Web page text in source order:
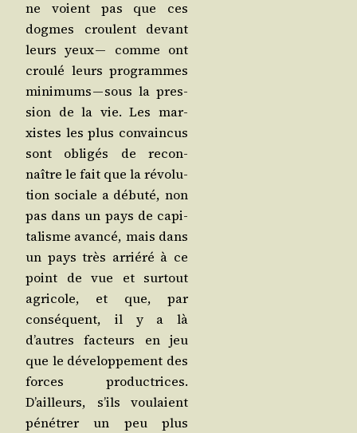
ne voient pas que ces
dogmes croulent devant
leurs yeux — comme ont
crou­lé leurs pro­grammes
mini­mums — sous la pres­
sion de la vie. Les mar­
xistes les plus convain­cus
sont obli­gés de recon­
naître le fait que la révo­lu­
tion sociale a débu­té, non
pas dans un pays de capi­
ta­lisme avan­cé, mais dans
un pays très arrié­ré à ce
point de vue et sur­tout
agri­cole, et que, par
consé­quent, il y a là
d’autres fac­teurs en jeu
que le déve­lop­pe­ment des
forces pro­duc­trices.
D’ailleurs, s’ils vou­laient
péné­trer un peu plus